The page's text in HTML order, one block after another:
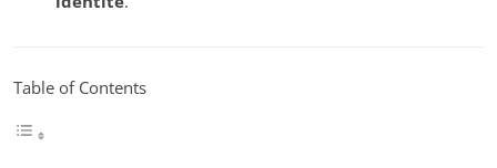
Table of Contents